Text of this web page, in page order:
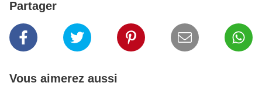
Partager
Vous aimerez aussi